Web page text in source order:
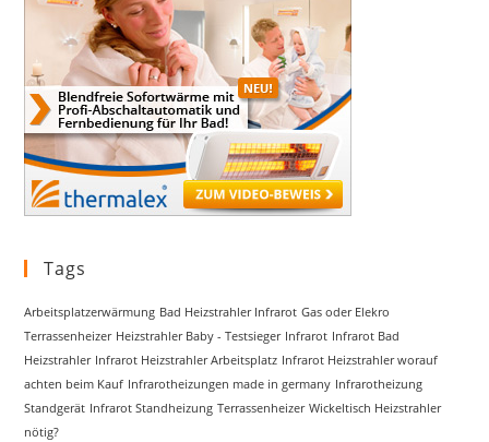
Tags
Arbeitsplatzerwärmung Bad Heizstrahler Infrarot Gas oder Elekro
Terrassenheizer Heizstrahler Baby - Testsieger Infrarot Infrarot Bad
Heizstrahler Infrarot Heizstrahler Arbeitsplatz Infrarot Heizstrahler worauf
achten beim Kauf Infrarotheizungen made in germany Infrarotheizung
Standgerät Infrarot Standheizung Terrassenheizer Wickeltisch Heizstrahler
nötig?